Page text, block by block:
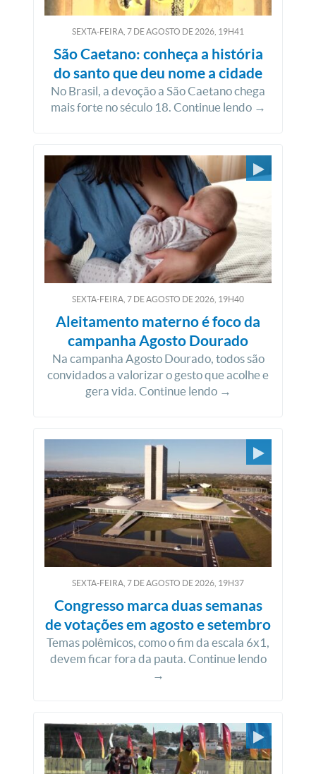
SEXTA-FEIRA, 7 DEAGOSTO DE 2026, 19H41
São Caetano: conheça a história
do santo que deu nome a cidade
No Brasil, a devoção a São Caetano chega
mais forte no século 18. Continue lendo →
SEXTA-FEIRA, 7 DEAGOSTO DE 2026, 19H40
Aleitamento materno é foco da
campanha Agosto Dourado
Na campanha Agosto Dourado, todos são
convidados a valorizar o gesto que acolhe e
gera vida. Continue lendo →
SEXTA-FEIRA, 7 DEAGOSTO DE 2026, 19H37
Congresso marca duas semanas
de votações em agosto e setembro
Temas polêmicos, como o fim da escala 6x1,
devem ficar fora da pauta. Continue lendo
→